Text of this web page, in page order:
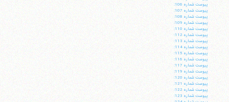
پيوست شماره 106:
پيوست شماره 107:
پيوست شماره 108:
پيوست شماره 109:
پيوست شماره 110:
پيوست شماره 112:
پيوست شماره 113:
پيوست شماره 114:
پيوست شماره 115:
پيوست شماره 116:
پيوست شماره 117:
پيوست شماره 119:
پيوست شماره 120:
پيوست شماره 121:
پيوست شماره 122:
پيوست شماره 123: